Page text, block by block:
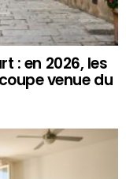
: en 2026, les
venue du